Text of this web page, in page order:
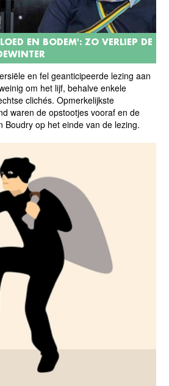
EN BODEM': ZO VERLIEP DE
en fel geanticipeerde lezing aan
om het lijf, behalve enkele
clichés. Opmerkelijkste
waren de opstootjes vooraf en de
Boudry op het einde van de lezing.